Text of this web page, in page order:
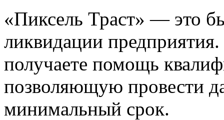
«Пиксель Траст» — это
ликвидации
получаете помощь
позволяющую провести
минимальный срок.